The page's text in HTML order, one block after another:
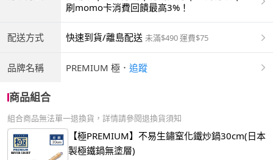
ATM | 銀聯卡
刷momo卡消費回饋最高3%！
配送方式 快速到貨/離島配送 未滿$490 運費$75
品牌名稱 PREMIUM 極 ． 追蹤
商品組合
組合商品無法單一退換貨，詳情請參閱退換貨須知
【極PREMIUM】不易生鏽窒化鐵炒鍋30cm(日本
製極鐵鍋無塗層)